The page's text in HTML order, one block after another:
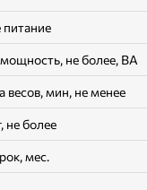
питание
не более, ВА
весов, мин, не менее
не более
мес.